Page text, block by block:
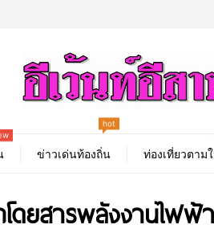
ข่าวเด่นท้องถิ่น
hot
ท่องเที่ยวตาม
ดยสารพลังงานไ